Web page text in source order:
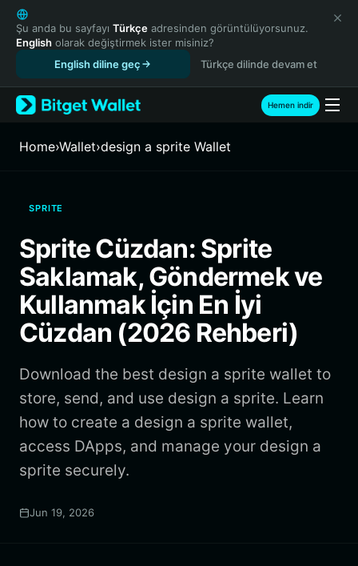
English
日本語
Tiếng Việt
Español (Latinoamérica)
Türkçe
Français
繁體中文
Bahasa Indonesia
ภาษาไทย
हिन्दी
Español
Português (Brasil)
Şu anda bu sayfayı Türkçe adresinden görüntülüyorsunuz.
English olarak değiştirmek ister misiniz?
English diline geç
Türkçe dilinde devam et
Hemen indir
Home›Wallet›design a sprite Wallet
SPRITE
Sprite Cüzdan: Sprite
Saklamak, Göndermek ve
Kullanmak İçin En İyi
Cüzdan (2026 Rehberi)
Download the best design a sprite wallet to
store, send, and use design a sprite. Learn
how to create a design a sprite wallet,
access DApps, and manage your design a
sprite securely.
Jun 19, 2026